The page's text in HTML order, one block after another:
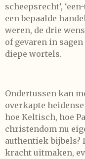
scheepsrecht’,
een bepaalde
weren, de drie
of gevaren in
diepe wortels.
Ondertussen kan
overkapte
hoe Keltisch, hoe
christendom nu
authentiek-bijbels?
kracht uitmaken,